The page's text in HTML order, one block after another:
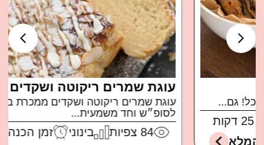
עוגת שמרים ריקוטה ושקדים
עוגת שמרים ריקוטה ושקדים ממכרת ברמות בול
לסופ״ש וחד משמעית...
84 בינוני
זמן הכנה: 30 דקות